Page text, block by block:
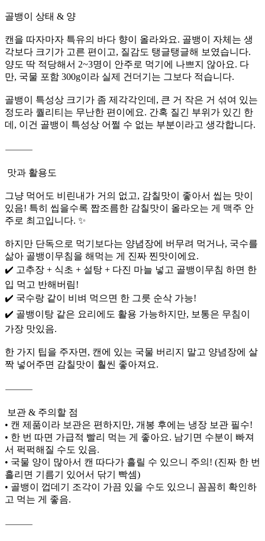
골뱅이 상태 & 양
캔을 따자마자 특유의 바다 향이 올라와요. 골뱅이 자체는 생
각보다 크기가 고른 편이고, 질감도 탱글탱글해 보였습니다.
양도 딱 적당해서 2~3명이 안주로 먹기에 나쁘지 않아요. 다
만, 국물 포함 300g이라 실제 건더기는 그보다 적습니다.
골뱅이 특성상 크기가 좀 제각각인데, 큰 거 작은 거 섞여 있는
정도라 퀄리티는 무난한 편이에요. 간혹 질긴 부위가 있긴 한
데, 이건 골뱅이 특성상 어쩔 수 없는 부분이라고 생각합니다.
⸻
️ 맛과 활용도
그냥 먹어도 비린내가 거의 없고, 감칠맛이 좋아서 씹는 맛이
있음! 특히 씹을수록 짭조름한 감칠맛이 올라오는 게 맥주 안
주로 최고입니다. ✨
하지만 단독으로 먹기보다는 양념장에 버무려 먹거나, 국수를
삶아 골뱅이무침을 해먹는 게 진짜 찐맛이에요.
✔️ 고추장 + 식초 + 설탕 + 다진 마늘 넣고 골뱅이무침 하면 한
입 먹고 반해버림!
✔️ 국수랑 같이 비벼 먹으면 한 그릇 순삭 가능!
✔️ 골뱅이탕 같은 요리에도 활용 가능하지만, 보통은 무침이
가장 맛있음.
한 가지 팁을 주자면, 캔에 있는 국물 버리지 말고 양념장에 살
짝 넣어주면 감칠맛이 훨씬 좋아져요.
⸻
️ 보관 & 주의할 점
• 캔 제품이라 보관은 편하지만, 개봉 후에는 냉장 보관 필수!
• 한 번 따면 가급적 빨리 먹는 게 좋아요. 남기면 수분이 빠져
서 퍽퍽해질 수도 있음.
• 국물 양이 많아서 캔 따다가 흘릴 수 있으니 주의! (진짜 한 번
흘리면 기름기 있어서 닦기 빡셈)
• 골뱅이 껍데기 조각이 가끔 있을 수도 있으니 꼼꼼히 확인하
고 먹는 게 좋음.
⸻